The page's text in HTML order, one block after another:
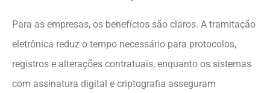
Para as empresas, os benefícios são claros. A tramitação
eletrônica reduz o tempo necessário para protocolos,
registros e alterações contratuais, enquanto os sistemas
com assinatura digital e criptografia asseguram